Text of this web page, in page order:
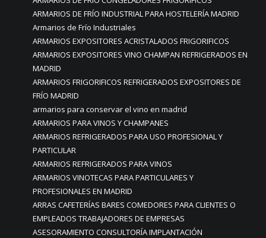
ARMARIOS DE FRÍO INDUSTRIAL PARA HOSTELERÍA MADRID
Armarios de Frío Industriales
ARMARIOS EXPOSITORES ACRISTALADOS FRIGORIFICOS
ARMARIOS EXPOSITORES VINO CHAMPAN REFRIGERADOS EN
MADRID
ARMARIOS FRIGORIFICOS REFRIGERADOS EXPOSITORES DE
FRÍO MADRID
armarios para conservar el vino en madrid
ARMARIOS PARA VINOS Y CHAMPANES
ARMARIOS REFRIGERADOS PARA USO PROFESIONAL Y
PARTICULAR
ARMARIOS REFRIGERADOS PARA VINOS
ARMARIOS VINOTECAS PARA PARTICULARES Y
PROFESIONALES EN MADRID
ARRAS CAFETERÍAS BARES COMEDORES PARA CLIENTES O
EMPLEADOS TRABAJADORES DE EMPRESAS
ASESORAMIENTO CONSULTORÍA IMPLANTACIÓN